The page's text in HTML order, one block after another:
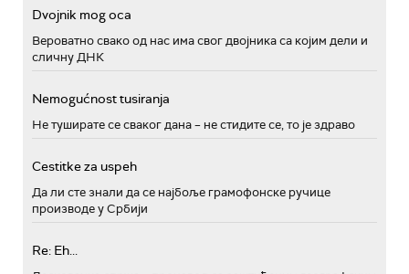
Dvojnik mog oca
Вероватно свако од нас има свог двојника са којим дели и
сличну ДНК
Nemogućnost tusiranja
Не туширате се сваког дана – не стидите се, то је здраво
Cestitke za uspeh
Да ли сте знали да се најбоље грамофонске ручице
производе у Србији
Re: Eh...